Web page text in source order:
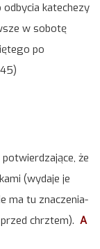
katechezy
w sobotę
po
że
(wydaje je
ma tu znaczenia-
chrztem). A